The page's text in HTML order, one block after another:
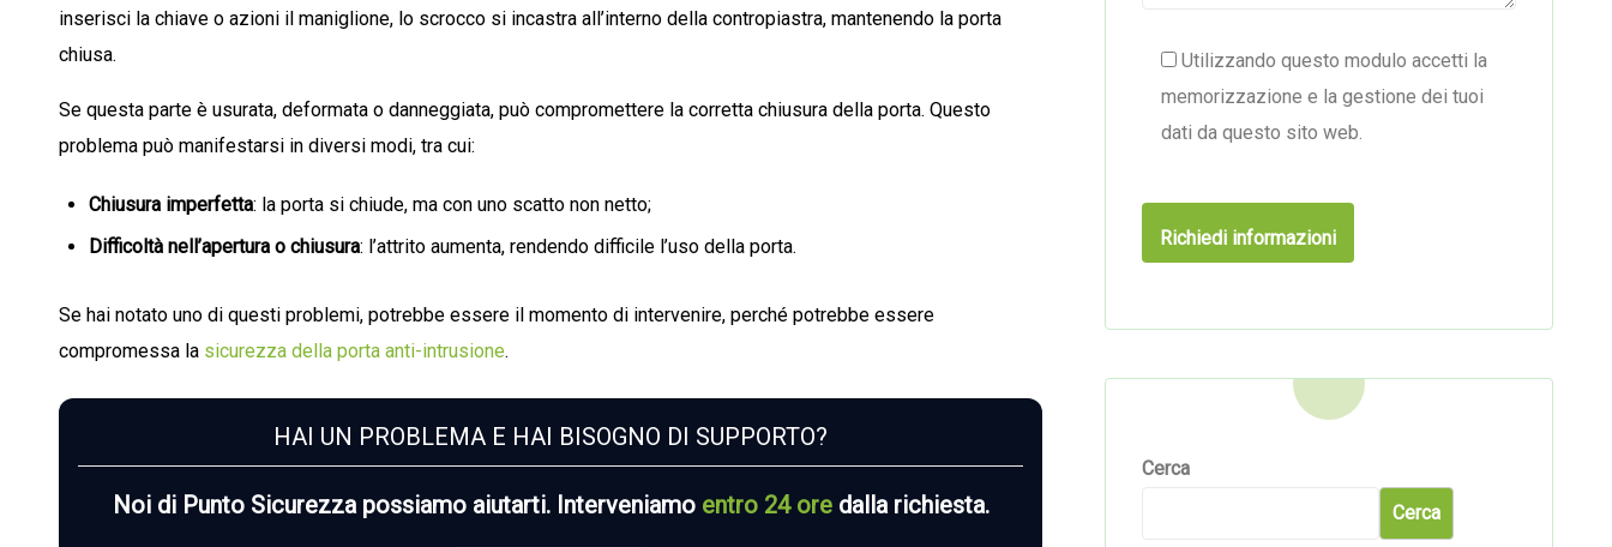
inserisci la chiave o azioni il maniglione, lo scrocco si incastra all’interno della contropiastra, mantenendo la porta
chiusa.
Se questa parte è usurata, deformata o danneggiata, può compromettere la corretta chiusura della porta. Questo
problema può manifestarsi in diversi modi, tra cui:
Chiusura imperfetta: la porta si chiude, ma con uno scatto non netto;
Difficoltà nell’apertura o chiusura: l’attrito aumenta, rendendo difficile l’uso della porta.
Se hai notato uno di questi problemi, potrebbe essere il momento di intervenire, perché potrebbe essere
compromessa la sicurezza della porta anti-intrusione.
HAI UN PROBLEMA E HAI BISOGNO DI SUPPORTO?
Noi di Punto Sicurezza possiamo aiutarti. Interveniamo entro 24 oredalla richiesta.
Utilizzando questo modulo accetti la
memorizzazione e la gestione dei tuoi
dati da questo sito web.
Cerca
Cerca